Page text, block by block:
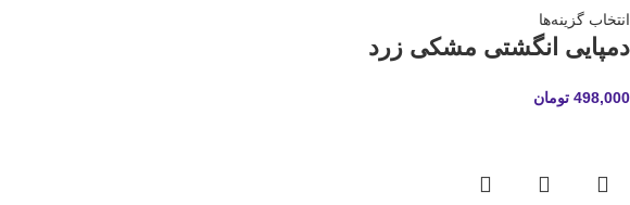
انتخاب گزینه‌ها
دمپایی انگشتی مشکی زرد
498,000 تومان